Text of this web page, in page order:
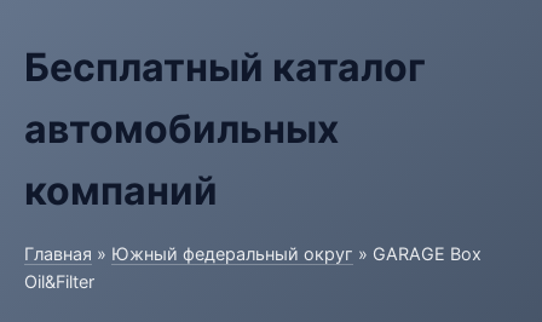
Бесплатный каталог
автомобильных
компаний
Главная » Южный федеральный округ » GARAGE Box
Oil&Filter